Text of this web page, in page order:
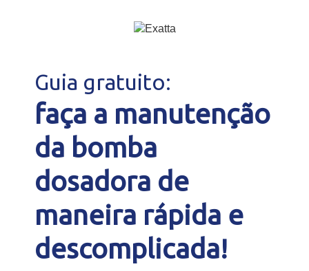
Guia gratuito:
faça a manutenção
da bomba
dosadora de
maneira rápida e
descomplicada!